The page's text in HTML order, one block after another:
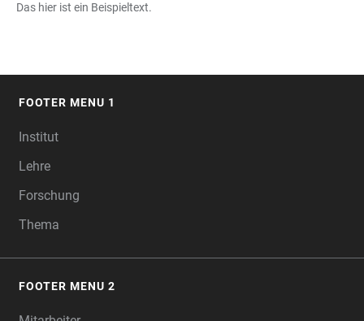
Das hier ist ein Beispieltext.
FOOTER MENU 1
Institut
Lehre
Forschung
Thema
FOOTER MENU 2